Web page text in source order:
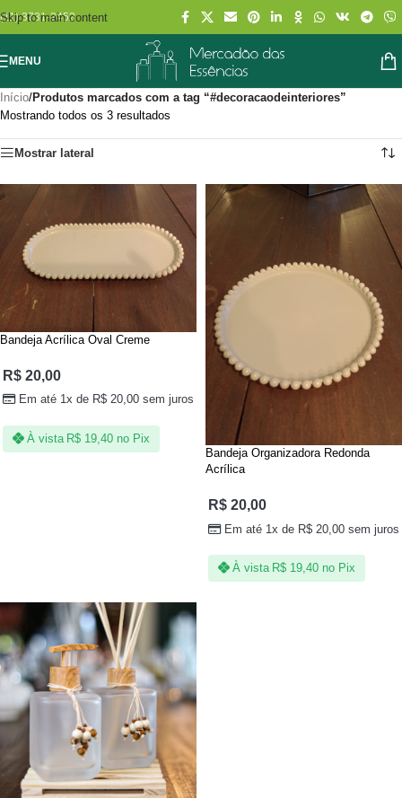
Skip to main content
(11) 3731-2452
MENU
Início/Produtos marcados com a tag “#decoracaodeinteriores”
Mostrando todos os 3 resultados
Mostrar lateral
Bandeja Acrílica Oval Creme
R$20,00
Em até 1x de R$ 20,00 sem juros
À vista R$ 19,40 no Pix
Bandeja Organizadora Redonda
Acrílica
R$20,00
Em até 1x de R$ 20,00 sem juros
À vista R$ 19,40 no Pix